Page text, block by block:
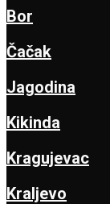
Bor
Čačak
Jagodina
Kikinda
Kragujevac
Kraljevo